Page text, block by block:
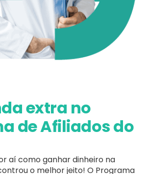
extra no
de Afiliados do
aí como ganhar dinheiro na
o melhor jeito! O Programa